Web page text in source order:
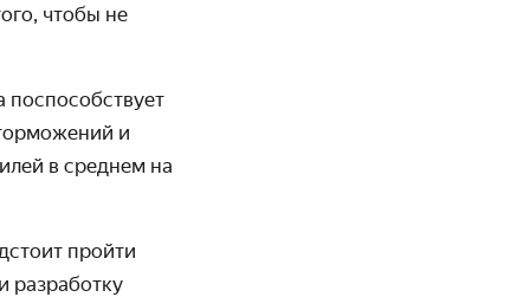
чтобы не
поспособ­ствует
и
в среднем на
пройти
разработку